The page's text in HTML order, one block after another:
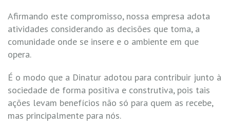
Afirmando este compromisso, nossa empresa adota
atividades considerando as decisões que toma, a
comunidade onde se insere e o ambiente em que
opera.
É o modo que a Dinatur adotou para contribuir junto à
sociedade de forma positiva e construtiva, pois tais
ações levam benefícios não só para quem as recebe,
mas principalmente para nós.